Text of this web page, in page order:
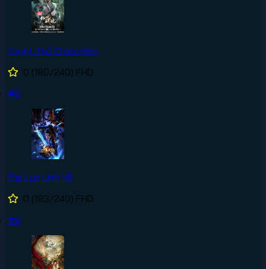
Tuyệt Thế Chiến Hồn
0 (180/240) FHD
#8
Đại Lục Linh Võ
0 (193/240) FHD
#9